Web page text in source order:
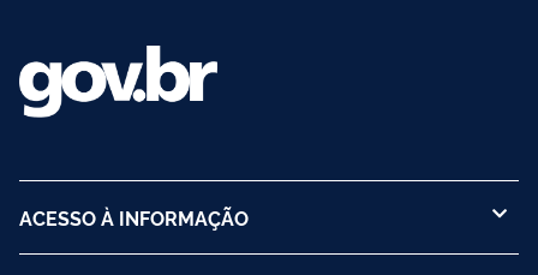
ACESSO À INFORMAÇÃO